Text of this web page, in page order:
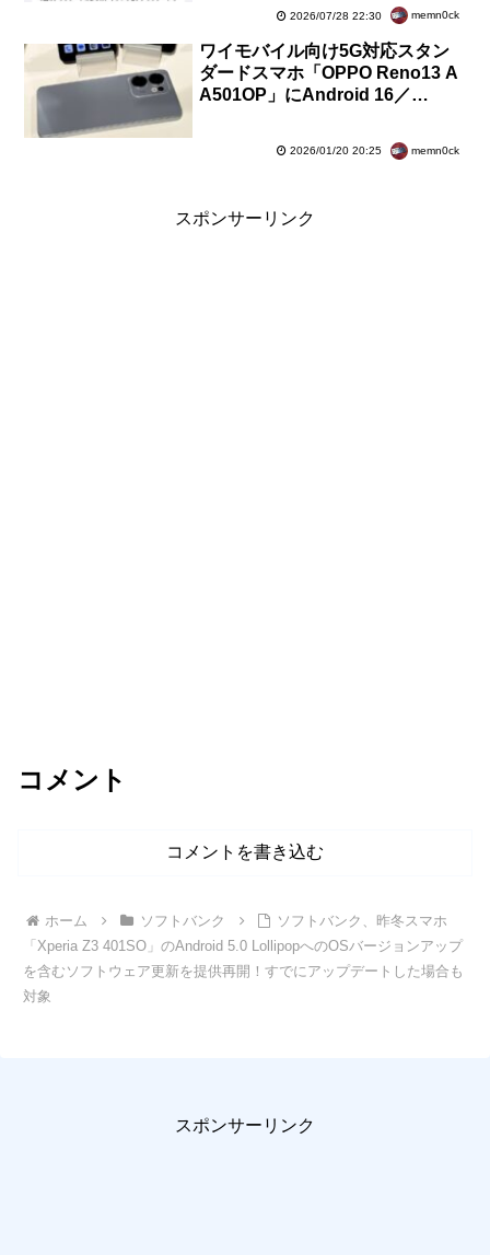
2026/07/28 22:30 memn0ck
ワイモバイル向け5G対応スタン
ダードスマホ「OPPO Reno13 A
A501OP」にAndroid 16／
2026/01/20 20:25 memn0ck
スポンサーリンク
コメント
コメントを書き込む
ホーム ソフトバンク
ソフトバンク、昨冬スマホ
「Xperia Z3 401SO」のAndroid 5.0 LollipopへのOSバージョンアップ
を含むソフトウェア更新を提供再開！すでにアップデートした場合も
対象
スポンサーリンク